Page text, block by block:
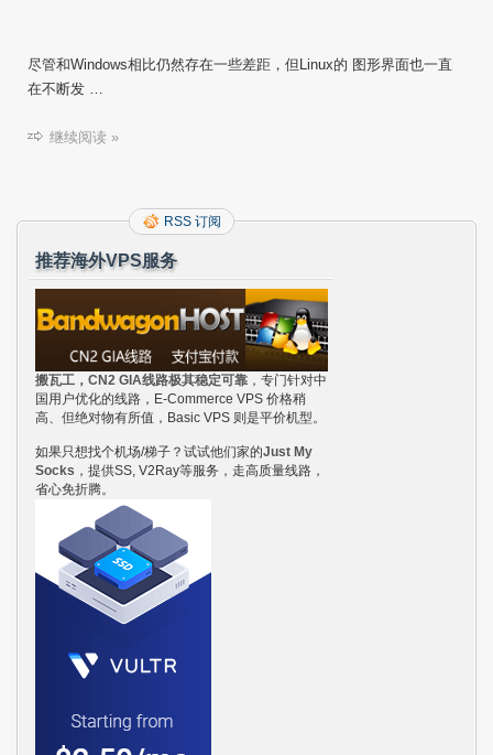
尽管和Windows相比仍然存在一些差距，但Linux的 图形界面也一直
在不断发 …
继续阅读 »
RSS 订阅
推荐海外VPS服务
搬瓦工，CN2 GIA线路极其稳定可靠 ，专门针对中
国用户优化的线路，E-Commerce VPS 价格稍
高、但绝对物有所值，Basic VPS 则是平价机型。
如果只想找个机场/梯子？试试他们家的Just My
Socks ，提供SS, V2Ray等服务，走高质量线路，
省心免折腾。